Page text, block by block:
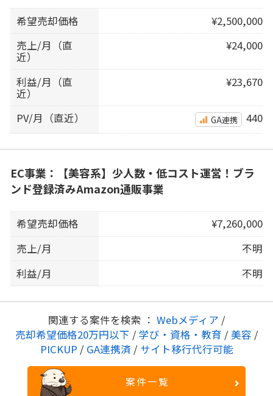
希望売却価格
¥2,500,000
売上/月（直
近）
¥24,000
利益/月（直
近）
¥23,670
PV/月（直近） GA連携 440
EC事業：【美容系】少人数・低コスト運営！ブラ
ンド登録済みAmazon通販事業
希望売却価格
¥7,260,000
売上/月
不明
利益/月
不明
関連する案件を検索 ： Webメディア /
売却希望価格20万円以下 / 学び・資格・教育 / 美容 /
PICKUP / GA連携済 / サイト移行代行可能
案件一覧